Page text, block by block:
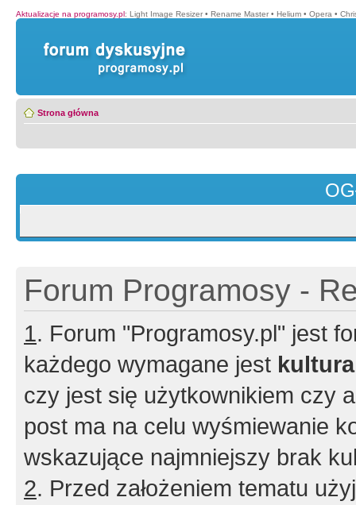
Aktualizacje na programosy.pl: Light Image Resizer • Rename Master • Helium • Opera •
Strona główna
Forum Programosy -
1. Forum "Programosy.pl" jest
każdego wymagane jest
czy jest się użytkownikiem czy
post ma na celu wyśmiewanie
wskazujące najmniejszy brak
2. Przed założeniem tematu